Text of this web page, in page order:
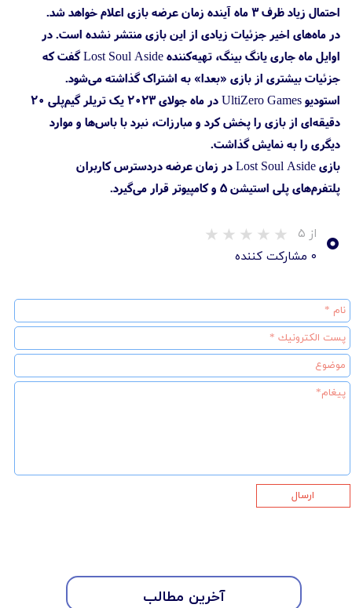
احتمال زیاد ظرف ۳ ماه آینده زمان عرضه بازی اعلام خواهد شد.
در ماه‌های اخیر جزئیات زیادی از این بازی منتشر نشده است. در
اوایل ماه جاری یانگ بینگ، تهیه‌کننده Lost Soul Aside گفت که
جزئیات بیشتری از بازی «بعدا» به اشتراک گذاشته می‌شود.
استودیو UltiZero Games در ماه جولای ۲۰۲۳ یک تریلر گیم‌پلی ۲۰
دقیقه‌ای از بازی را پخش کرد و مبارزات، نبرد با باس‌ها و موارد
دیگری را به نمایش گذاشت.
بازی Lost Soul Aside در زمان عرضه دردسترس کاربران
پلتفرم‌های پلی استیشن 5 و کامپیوتر قرار می‌گیرد.
۰ از ۵
★
۰ مشارکت کننده
آخرین مطالب
ارسال